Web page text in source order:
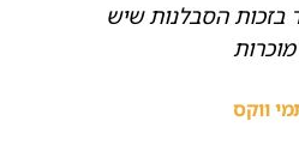
בזכות הסבלנות שיש
ווקס